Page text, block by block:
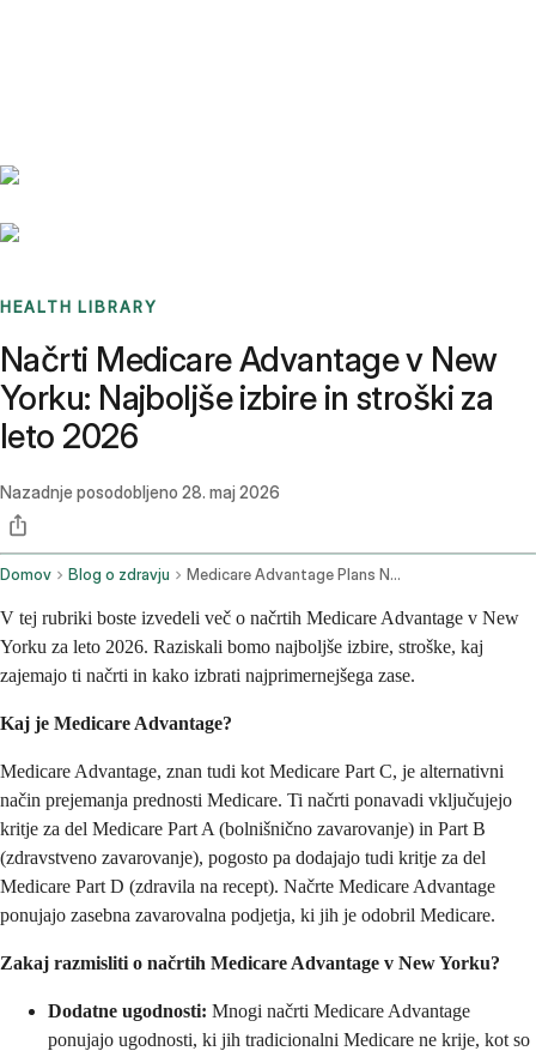
HEALTH LIBRARY
Načrti Medicare Advantage v New
Yorku: Najboljše izbire in stroški za
leto 2026
Nazadnje posodobljeno 28. maj 2026
Domov Blog o zdravju Medicare Advantage Plans New York
V tej rubriki boste izvedeli več o načrtih Medicare Advantage v New
Yorku za leto 2026. Raziskali bomo najboljše izbire, stroške, kaj
zajemajo ti načrti in kako izbrati najprimernejšega zase.
Kaj je Medicare Advantage?
Medicare Advantage, znan tudi kot Medicare Part C, je alternativni
način prejemanja prednosti Medicare. Ti načrti ponavadi vključujejo
kritje za del Medicare Part A (bolnišnično zavarovanje) in Part B
(zdravstveno zavarovanje), pogosto pa dodajajo tudi kritje za del
Medicare Part D (zdravila na recept). Načrte Medicare Advantage
ponujajo zasebna zavarovalna podjetja, ki jih je odobril Medicare.
Zakaj razmisliti o načrtih Medicare Advantage v New Yorku?
Dodatne ugodnosti: Mnogi načrti Medicare Advantage
ponujajo ugodnosti, ki jih tradicionalni Medicare ne krije, kot so